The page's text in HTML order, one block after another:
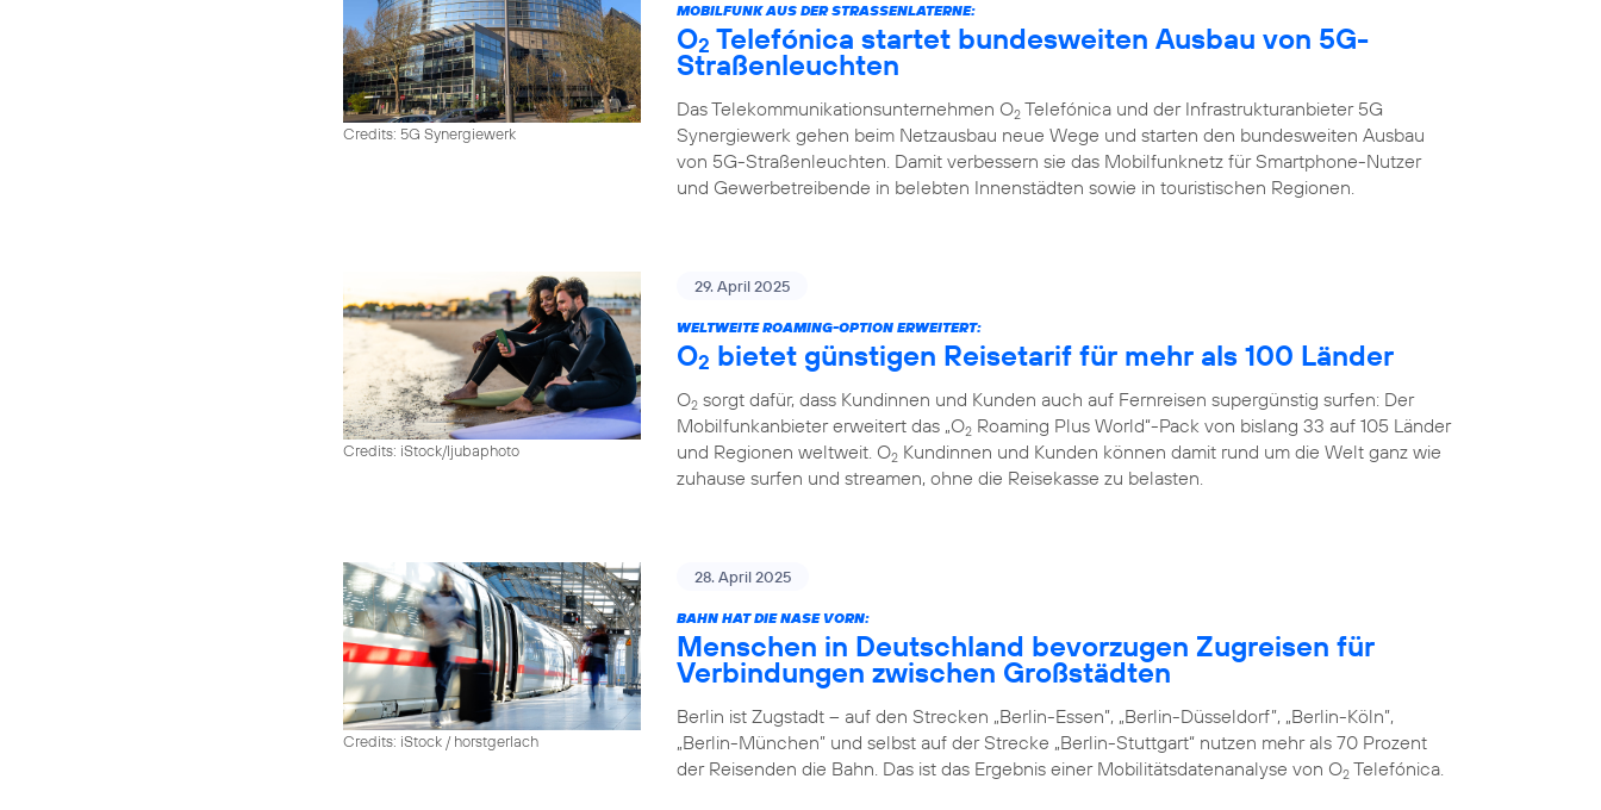
Credits: 5G Synergiewerk
MOBILFUNK AUS DER STRASSENLATERNE:
O2 Telefónica startet bundesweiten Ausbau von 5G-
Straßenleuchten
Das Telekommunikationsunternehmen O2 Telefónica und der Infrastrukturanbieter 5G
Synergiewerk gehen beim Netzausbau neue Wege und starten den bundesweiten Ausbau
von 5G-Straßenleuchten. Damit verbessern sie das Mobilfunknetz für Smartphone-Nutzer
und Gewerbetreibende in belebten Innenstädten sowie in touristischen Regionen.
Credits: iStock/ljubaphoto
29. April 2025
WELTWEITE ROAMING-OPTION ERWEITERT:
O2 bietet günstigen Reisetarif für mehr als 100 Länder
O2 sorgt dafür, dass Kundinnen und Kunden auch auf Fernreisen supergünstig surfen: Der
Mobilfunkanbieter erweitert das „O2 Roaming Plus World“-Pack von bislang 33 auf 105 Länder
und Regionen weltweit. O2 Kundinnen und Kunden können damit rund um die Welt ganz wie
zuhause surfen und streamen, ohne die Reisekasse zu belasten.
Credits: iStock / horstgerlach
28. April 2025
BAHN HAT DIE NASE VORN:
Menschen in Deutschland bevorzugen Zugreisen für
Verbindungen zwischen Großstädten
Berlin ist Zugstadt – auf den Strecken „Berlin-Essen”, „Berlin-Düsseldorf”, „Berlin-Köln”,
„Berlin-München” und selbst auf der Strecke „Berlin-Stuttgart“ nutzen mehr als 70 Prozent
der Reisenden die Bahn. Das ist das Ergebnis einer Mobilitätsdatenanalyse von O2 Telefónica.